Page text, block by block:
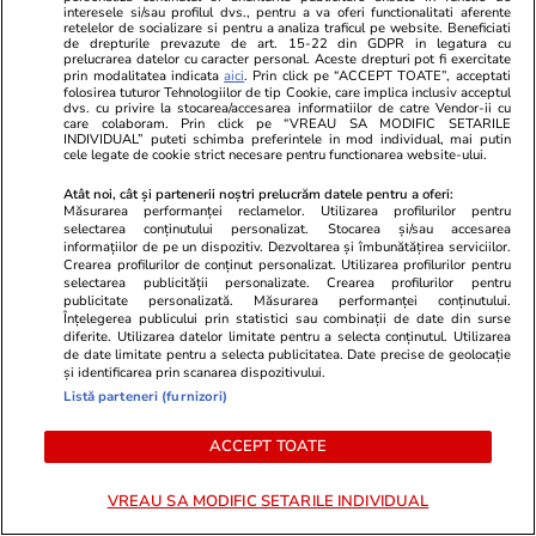
TRENDING
Știri Externe 06:30
Savantul rus care făcea motoarele pentru
lichidat: „Operațiune secretă a unităților lui
Budanov”
Știri Externe 20 iul.
Amenințarea lui Donald Trump, după ce mai
mulți soldați americani au fost omorâți în
Stiri Mondene
interesele si/sau profilul dvs., pentru a va oferi functionalitati aferente
retelelor de socializare si pentru a analiza traficul pe website. Beneficiati
de drepturile prevazute de art. 15-22 din GDPR in legatura cu
prelucrarea datelor cu caracter personal. Aceste drepturi pot fi exercitate
prin modalitatea indicataaici. Prin click pe “ACCEPT TOATE”, acceptati
folosirea tuturor Tehnologiilor de tip Cookie, care implica inclusiv acceptul
dvs. cu privire la stocarea/accesarea informatiilor de catre Vendor-ii cu
care colaboram. Prin click pe “VREAU SA MODIFIC SETARILE
INDIVIDUAL” puteti schimba preferintele in mod individual, mai putin
cele legate de cookie strict necesare pentru functionarea website-ului.
Atât noi, cât și partenerii noștri prelucrăm datele pentru a oferi:
Măsurarea performanței reclamelor. Utilizarea profilurilor pentru
selectarea conținutului personalizat. Stocarea și/sau accesarea
informațiilor de pe un dispozitiv. Dezvoltarea și îmbunătățirea serviciilor.
Crearea profilurilor de conținut personalizat. Utilizarea profilurilor pentru
selectarea publicității personalizate. Crearea profilurilor pentru
publicitate personalizată. Măsurarea performanței conținutului.
Înțelegerea publicului prin statistici sau combinații de date din surse
diferite. Utilizarea datelor limitate pentru a selecta conținutul. Utilizarea
de date limitate pentru a selecta publicitatea. Date precise de geolocație
și identificarea prin scanarea dispozitivului.
Listă parteneri (furnizori)
ACCEPT TOATE
VREAU SA MODIFIC SETARILE INDIVIDUAL